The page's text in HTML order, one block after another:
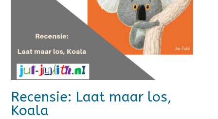
Recensie: Laat maar los,
Koala